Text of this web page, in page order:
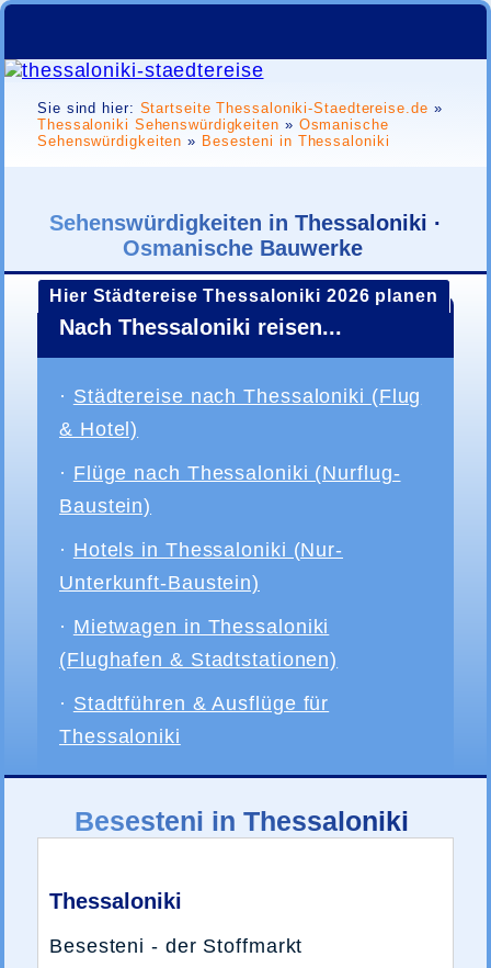
Sie sind hier: Startseite Thessaloniki-Staedtereise.de »
Thessaloniki Sehenswürdigkeiten » Osmanische
Sehenswürdigkeiten » Besesteni in Thessaloniki
Hier Städtereise Thessaloniki 2026 planen
Sehenswürdigkeiten in Thessaloniki ·
Osmanische Bauwerke
Nach Thessaloniki reisen...
· Städtereise nach Thessaloniki (Flug
& Hotel)
· Flüge nach Thessaloniki (Nurflug-
Baustein)
· Hotels in Thessaloniki (Nur-
Unterkunft-Baustein)
· Mietwagen in Thessaloniki
(Flughafen & Stadtstationen)
· Stadtführen & Ausflüge für
Thessaloniki
Besesteni in Thessaloniki
Thessaloniki
Besesteni - der Stoffmarkt